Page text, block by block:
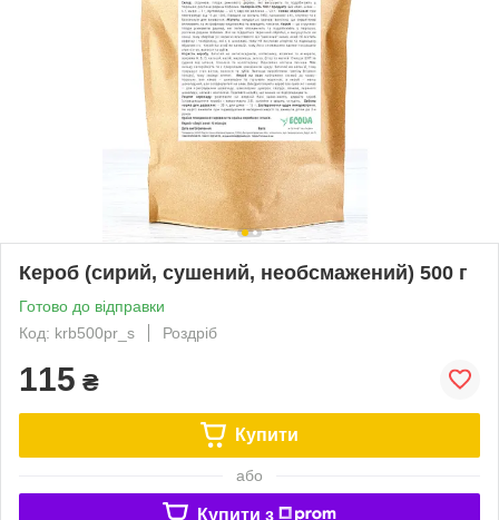
Кероб (сирий, сушений, необсмажений) 500 г
Готово до відправки
Код: krb500pr_s
Роздріб
115 ₴
Купити
або
Купити з